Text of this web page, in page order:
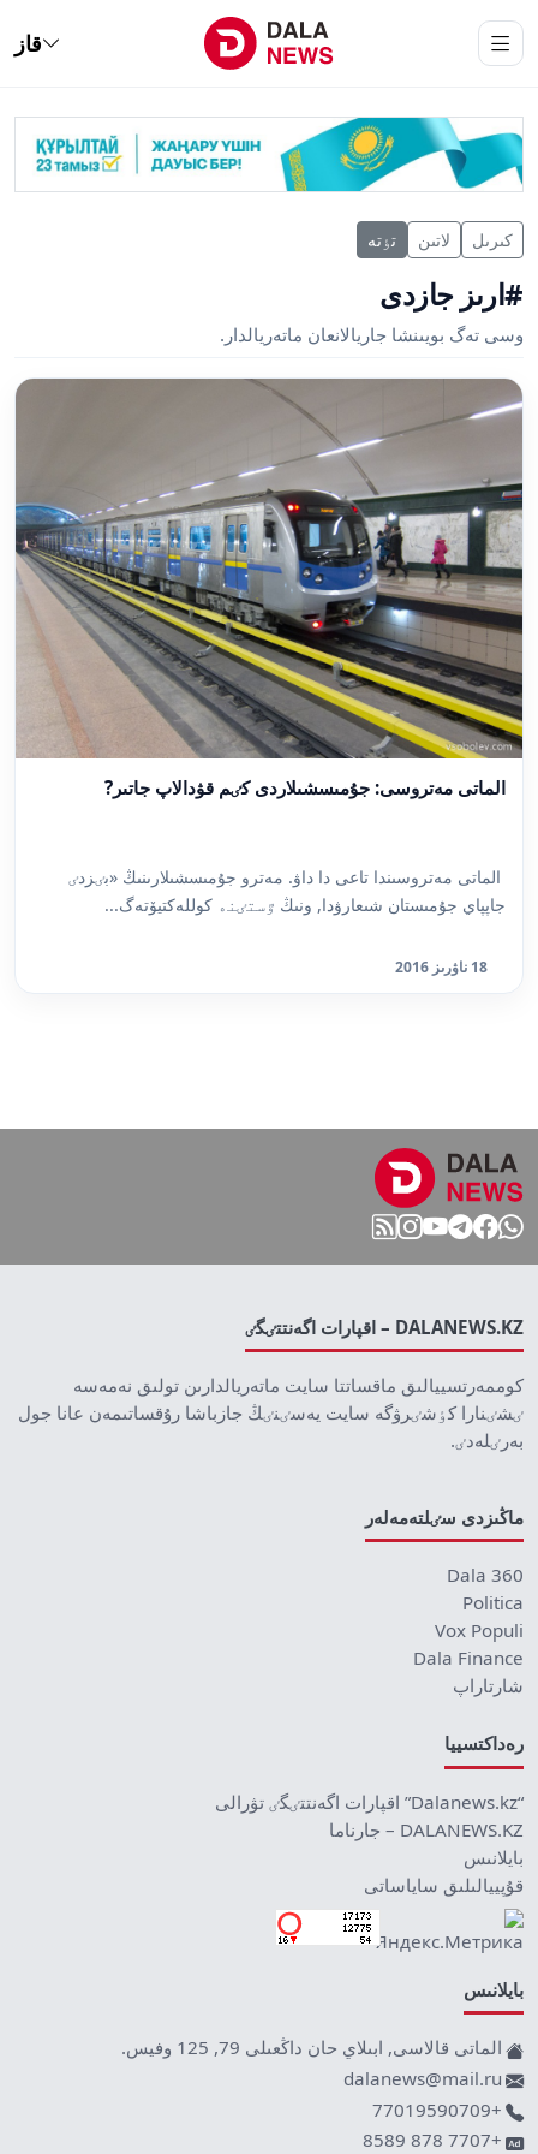
قاز
كىرىل لاتىن تٶتە
#ارىز جازدى
وسى تەگ بويىنشا جاريالانعان ماتەريالدار.
الماتى مەتروسى: جۇمىسشىلاردى كٸم قۋدالاپ جاتىر?
الماتى مەتروسىندا تاعى دا داۋ. مەترو جۇمىسشىلارىنىڭ «بٸزدٸ
جاپپاي جۇمىستان شىعارۋدا, ونىڭ ٷستٸنە كوللەكتيۆتەگ...
18 ناۋرىز 2016
DALANEWS.KZ – اقپارات اگەنتتٸگٸ
كوممەرتسييالىق ماقساتتا سايت ماتەريالدارىن تولىق نەمەسە
ٸشٸنارا كٶشٸرۋگە سايت يەسٸنٸڭ جازباشا رۇقساتىمەن عانا جول
بەرٸلەدٸ.
ماڭىزدى سٸلتەمەلەر
Dala 360
Politica
Vox Populi
Dala Finance
شارتاراپ
رەداكتسييا
“Dalanews.kz” اقپارات اگەنتتٸگٸ تۋرالى
DALANEWS.KZ – جارناما
بايلانىس
قۇپييالىلىق ساياساتى
بايلانىس
الماتى قالاسى, ابىلاي حان داڭعىلى 79, 125 وفيس.
dalanews@mail.ru
+77019590709
+7707 878 8589